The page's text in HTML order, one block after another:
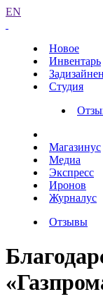
EN
Новое
Инвентарь
Студия
Магазинус
Медиа
Экспресс
Иронов
Журналус
Отзывы